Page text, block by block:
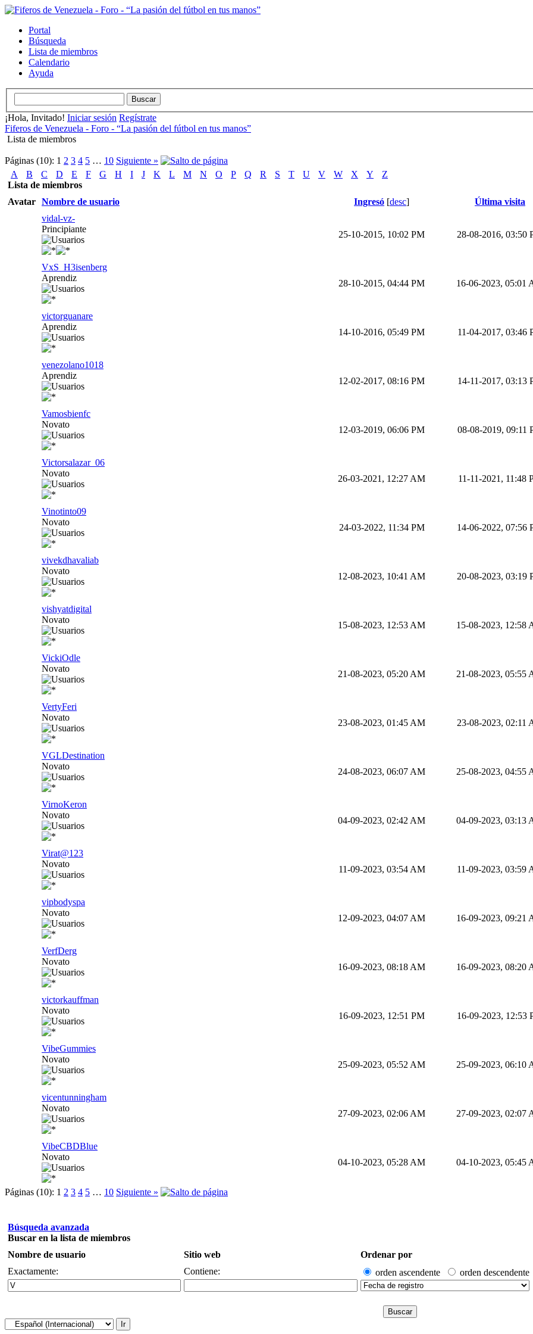
Portal
Búsqueda
Lista de miembros
Calendario
Ayuda
¡Hola, Invitado! Iniciar sesión Regístrate
Fiferos de Venezuela - Foro - “La pasión del fútbol en tus manos”
Lista de miembros
Páginas (10): 1 2 3 4 5 … 10 Siguiente »
A
B C D E F G H I J K L M N O P Q R S T U V W X Y
Z
Lista de miembros
Avatar Nombre de usuario Ingresó [desc] Última visita
vidal-vz-
Principiante
25-10-2015, 10:02 PM 28-08-2016, 03:50
VxS_H3isenberg
Aprendiz
28-10-2015, 04:44 PM 16-06-2023, 05:01
victorguanare
Aprendiz
14-10-2016, 05:49 PM 11-04-2017, 03:46
venezolano1018
Aprendiz
12-02-2017, 08:16 PM 14-11-2017, 03:13
Vamosbienfc
Novato
12-03-2019, 06:06 PM 08-08-2019, 09:11
Victorsalazar_06
Novato
26-03-2021, 12:27 AM 11-11-2021, 11:48
Vinotinto09
Novato
24-03-2022, 11:34 PM 14-06-2022, 07:56
vivekdhavaliab
Novato
12-08-2023, 10:41 AM 20-08-2023, 03:19
vishyatdigital
Novato
15-08-2023, 12:53 AM 15-08-2023, 12:58
VickiOdle
Novato
21-08-2023, 05:20 AM 21-08-2023, 05:55
VertyFeri
Novato
23-08-2023, 01:45 AM 23-08-2023, 02:11
VGLDestination
Novato
24-08-2023, 06:07 AM 25-08-2023, 04:55
VirnoKeron
Novato
04-09-2023, 02:42 AM 04-09-2023, 03:13
Virat@123
Novato
11-09-2023, 03:54 AM 11-09-2023, 03:59
vipbodyspa
Novato
12-09-2023, 04:07 AM 16-09-2023, 09:21
VerfDerg
Novato
16-09-2023, 08:18 AM 16-09-2023, 08:20
victorkauffman
Novato
16-09-2023, 12:51 PM 16-09-2023, 12:53
VibeGummies
Novato
25-09-2023, 05:52 AM 25-09-2023, 06:10
vicentunningham
Novato
27-09-2023, 02:06 AM 27-09-2023, 02:07
VibeCBDBlue
Novato
04-10-2023, 05:28 AM 04-10-2023, 05:45
Páginas (10): 1 2 3 4 5 … 10 Siguiente »
Búsqueda avanzada
Buscar en la lista de miembros
Nombre de usuario
Sitio web
Ordenar por
Exactamente:
Contiene: orden ascendente orden descendente